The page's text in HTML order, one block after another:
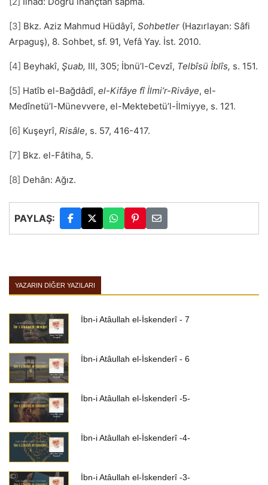
[3] Bkz. Aziz Mahmud Hüdâyî, Sohbetler (Hazırlayan: Sâfi
Arpaguş), 8. Sohbet, sf. 91, Vefâ Yay. İst. 2010.
[4] Beyhakî, Şuab, III, 305; İbnü’l-Cevzî, Telbîsü İblîs, s. 151.
[5] Hatîb el-Bağdâdî, el-Kifâye fî İlmi’r-Rivâye, el-
Medînetü’l-Münevvere, el-Mektebetü’l-İlmiyye, s. 121.
[6] Kuşeyrî, Risâle, s. 57, 416-417.
[7] Bkz. el-Fâtiha, 5.
[8] Dehân: Ağız.
PAYLAŞ:
YAZARIN DIĞER YAZILARI
İbn-i Atâullah el-İskenderî - 7
İbn-i Atâullah el-İskenderî - 6
İbn-i Atâullah el-İskenderî -5-
İbn-i Atâullah el-İskenderî -4-
İbn-i Atâullah el-İskenderî -3-